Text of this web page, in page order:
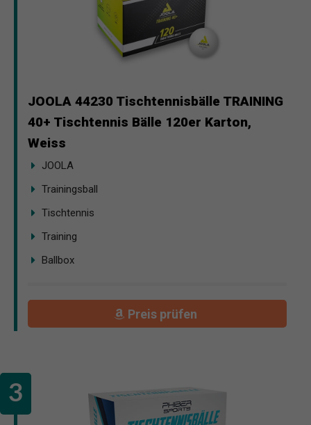
JOOLA 44230 Tischtennisbälle TRAINING
40+ Tischtennis Bälle 120er Karton,
Weiss
JOOLA
Trainingsball
Tischtennis
Training
Ballbox
Preis prüfen